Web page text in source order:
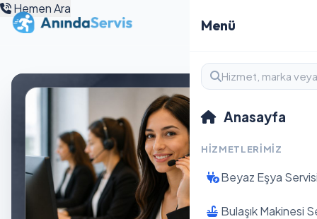
Menü
Anasayfa
HIZMETLERIMIZ
Beyaz Eşya
Bulaşık Makinesi
Hemen Ara